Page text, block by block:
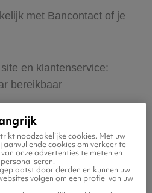
met Bancontact of je
en klantenservice:
bereikbaar
en betalen
hotel of huurauto voor
noodzakelijke cookies. Met uw
cookies om verkeer te
onze advertenties te meten en
door derden en kunnen uw
volgen om een profiel van uw